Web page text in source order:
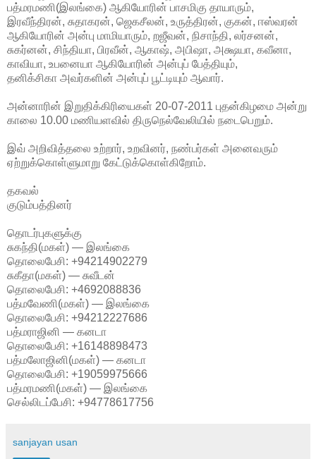
பத்மரமணி(இலங்கை) ஆகியோரின் பாசமிகு தாயாரும்,
இரவீந்திரன், சுதாகரன், ஜெகசீலன், உருத்திரன், குகன், ஈஸ்வரன்
ஆகியோரின் அன்பு மாமியாரும், றஜீவன், நிசாந்தி, லர்சனன்,
சுகர்னன், சிந்தியா, பிரவீன், ஆகாஷ், அபிஷா, அக்ஷயா, கவீனா,
காவியா, உபனையா ஆகியோரின் அன்புப் பேத்தியும்,
தனிக்சிகா அவர்களின் அன்புப் பூட்டியும் ஆவார்.
அன்னாரின் இறுதிக்கிரியைகள் 20-07-2011 புதன்கிழமை அன்று
காலை 10.00 மணியளவில் திருநெல்வேலியில் நடைபெறும்.
இவ் அறிவித்தலை உற்றார், உறவினர், நண்பர்கள் அனைவரும்
ஏற்றுக்கொள்ளுமாறு கேட்டுக்கொள்கிறோம்.
தகவல்
குடும்பத்தினர்
தொடர்புகளுக்கு
சுகந்தி(மகள்) — இலங்கை
தொலைபேசி: +94214902279
சுகீதா(மகள்) — சுவீடன்
தொலைபேசி: +4692088836
பத்மவேணி(மகள்) — இலங்கை
தொலைபேசி: +94212227686
பத்மராஜினி — கனடா
தொலைபேசி: +16148898473
பத்மலோஜினி(மகள்) — கனடா
தொலைபேசி: +19059975666
பத்மரமணி(மகள்) — இலங்கை
செல்லிடப்பேசி: +94778617756
sanjayan usan